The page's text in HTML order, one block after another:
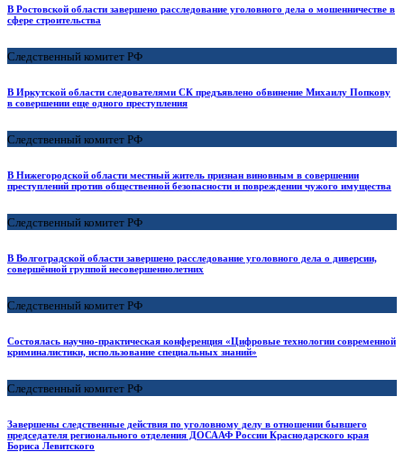
В Ростовской области завершено расследование уголовного дела о мошенничестве в
сфере строительства
Следственный комитет РФ
В Иркутской области следователями СК предъявлено обвинение Михаилу Попкову
в совершении еще одного преступления
Следственный комитет РФ
В Нижегородской области местный житель признан виновным в совершении
преступлений против общественной безопасности и повреждении чужого имущества
Следственный комитет РФ
В Волгоградской области завершено расследование уголовного дела о диверсии,
совершённой группой несовершеннолетних
Следственный комитет РФ
Состоялась научно-практическая конференция «Цифровые технологии современной
криминалистики, использование специальных знаний»
Следственный комитет РФ
Завершены следственные действия по уголовному делу в отношении бывшего
председателя регионального отделения ДОСААФ России Краснодарского края
Бориса Левитского